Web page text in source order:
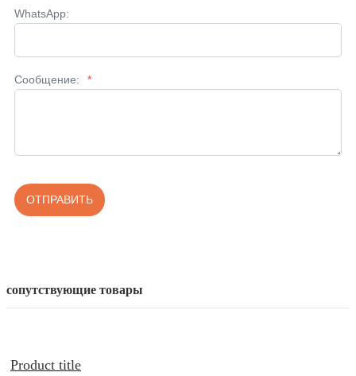
WhatsApp:
Сообщение: *
ОТПРАВИТЬ
сопутствующие товары
Product title